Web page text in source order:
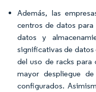
Además, las
centros de datos
datos y
significativas de
del uso de racks
mayor despliegue
configurados.